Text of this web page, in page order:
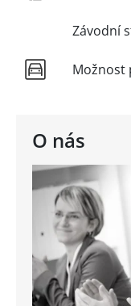
O nás
Závodní
Možnost